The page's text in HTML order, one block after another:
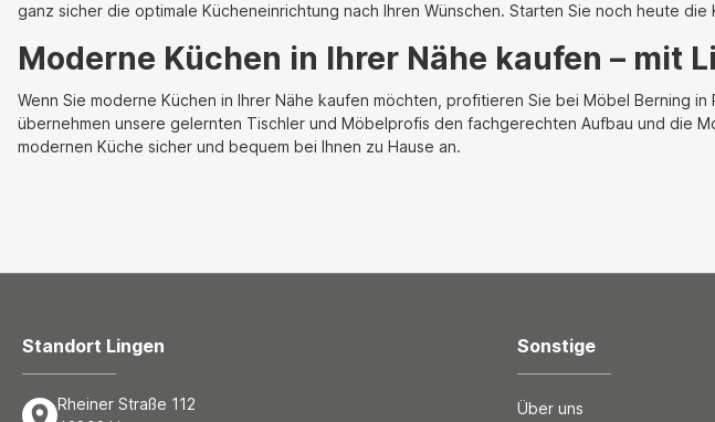
ganz sicher die optimale Kücheneinrichtung nach Ihren Wünschen. Starten Sie noch heute die
Moderne Küchen in Ihrer Nähe kaufen – mit
Wenn Sie moderne Küchen in Ihrer Nähe kaufen möchten, profitieren Sie bei Möbel Berning
übernehmen unsere gelernten Tischler und Möbelprofis den fachgerechten Aufbau und die
modernen Küche sicher und bequem bei Ihnen zu Hause an.
Standort Lingen
Rheiner Straße 112
Sonstige
Über uns